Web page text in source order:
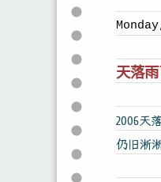
天落
2006天
仍旧淅